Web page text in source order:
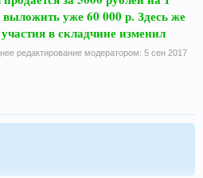
уже 60 000 р. Здесь же
в складчине изменил
редактирование модератором: 5 сен 2017